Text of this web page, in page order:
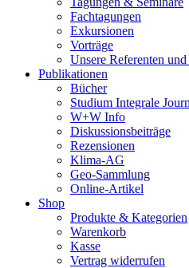
Fachtagungen
Exkursionen
Vorträge
Unsere Referenten
Publikationen
Bücher
Studium Integrale
W+W Info
Diskussionsbeiträge
Rezensionen
Klima-AG
Geo-Sammlung
Online-Artikel
Shop
Produkte & Kategorien
Warenkorb
Kasse
Vertrag widerrufen